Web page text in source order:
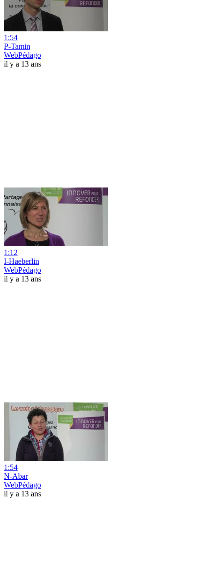
1:54
P-Tamin
WebPédago
il y a 13 ans
1:12
I-Haeberlin
WebPédago
il y a 13 ans
1:54
N-Abar
WebPédago
il y a 13 ans